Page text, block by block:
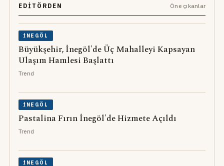
EDITÖRDEN Öne çıkanlar
İNEGÖL
Büyükşehir, İnegöl'de Üç Mahalleyi Kapsayan
Ulaşım Hamlesi Başlattı
Trend
İNEGÖL
Pastalina Fırın İnegöl'de Hizmete Açıldı
Trend
İNEGÖL